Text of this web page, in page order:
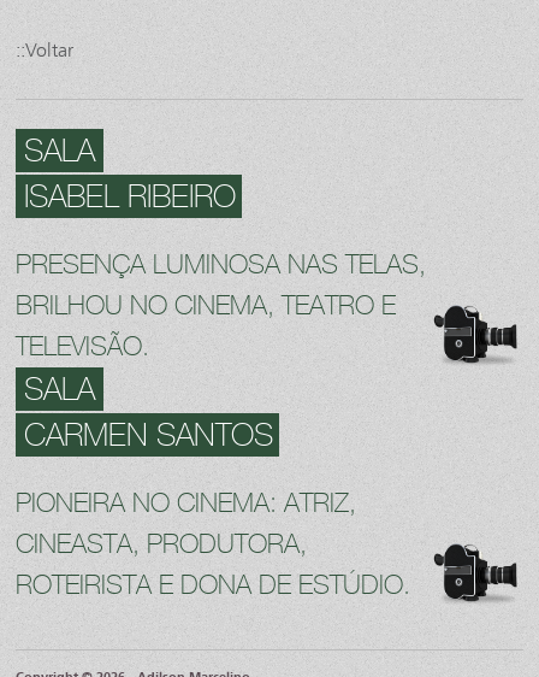
::Voltar
SALA
ISABEL RIBEIRO
PRESENÇA LUMINOSA NAS TELAS,
BRILHOU NO CINEMA, TEATRO E
TELEVISÃO.
SALA
CARMEN SANTOS
PIONEIRA NO CINEMA: ATRIZ,
CINEASTA, PRODUTORA,
ROTEIRISTA E DONA DE ESTÚDIO.